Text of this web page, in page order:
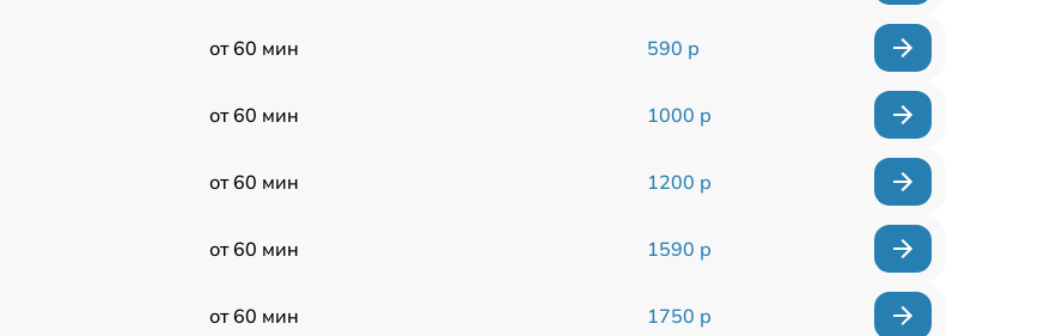
от 60 мин 590 р
от 60 мин 1000 р
от 60 мин 1200 р
от 60 мин 1590 р
от 60 мин 1750 р